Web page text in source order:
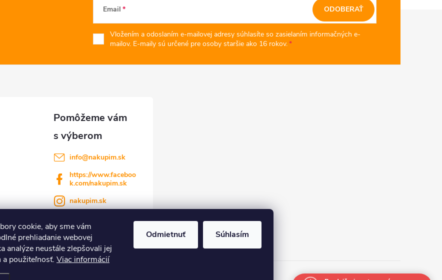
cookie, aby sme vám
prehliadanie webovej
analýze neustále zlepšovali jej
použiteľnosť. Viac informácií
Odmietnuť Súhlasím
Email
Vložením a odoslaním e-mailovej adresy súhlasíte so zasielaním informačných e-
mailov. E-maily sú určené pre osoby staršie ako 16 rokov.
ODOBERAŤ
info@nakupim.sk
https://www.faceboo
k.com/nakupim.sk
nakupim.sk